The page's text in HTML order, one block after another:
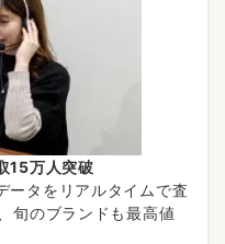
15万人突破
ータをリアルタイムで査
旬のブランドも最高値